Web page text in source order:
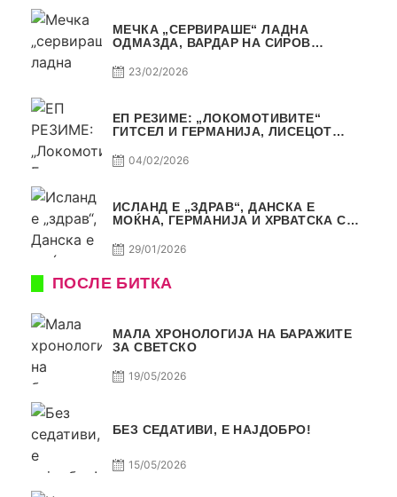
МЕЧКА „СЕРВИРАШЕ“ ЛАДНА
ОДМАЗДА, ВАРДАР НА СИРОВ
АВТОКОМАНДА
23/02/2026
ЕП РЕЗИМЕ: „ЛОКОМОТИВИТЕ“
ГИТСЕЛ И ГЕРМАНИЈА, ЛИСЕЦОТ
04/02/2026
ИСЛАНД Е „ЗДРАВ“, ДАНСКА Е
МОЌНА, ГЕРМАНИЈА И ХРВАТСКА СЕ
29/01/2026
ПОСЛЕ БИТКА
МАЛА ХРОНОЛОГИЈА НА БАРАЖИТЕ
ЗА СВЕТСКО
19/05/2026
БЕЗ СЕДАТИВИ, Е НАЈДОБРО!
15/05/2026